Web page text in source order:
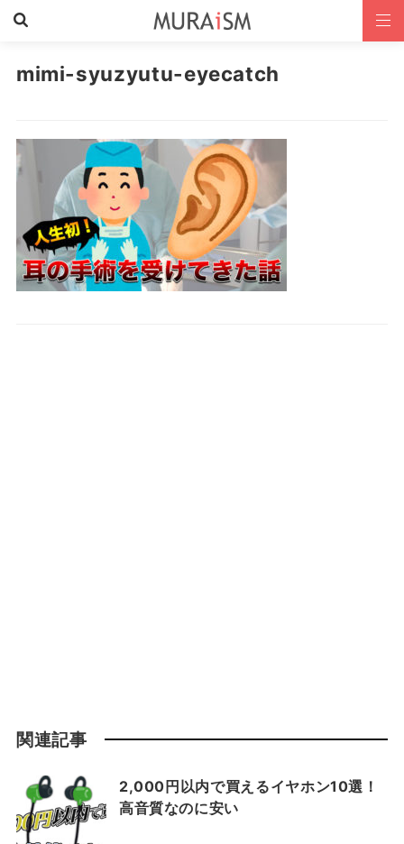
mimi-syuzyutu-eyecatch
関連記事
2,000円以内で買えるイヤホン10選！
高音質なのに安い